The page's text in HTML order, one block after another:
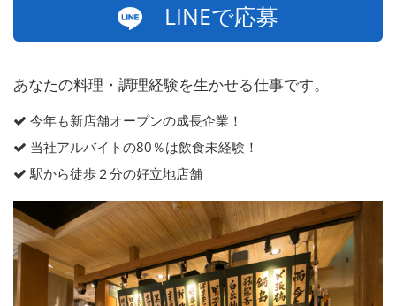
LINEで応募
あなたの料理・調理経験を生かせる仕事です。
今年も新店舗オープンの成長企業！
当社アルバイトの80％は飲食未経験！
駅から徒歩２分の好立地店舗